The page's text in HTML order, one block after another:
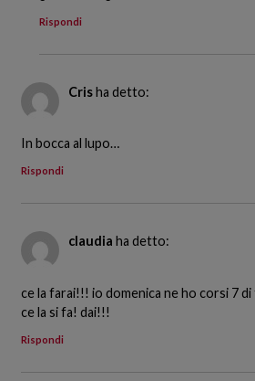
Rispondi
Cris ha detto:
In bocca al lupo…
Rispondi
claudia ha detto:
ce la farai!!! io domenica ne ho corsi 7
ce la si fa! dai!!!
Rispondi